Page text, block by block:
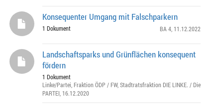
Konsequenter Umgang mit Falschparkern
1 Dokument BA 4 , 11.12.2022
Landschaftsparks und Grünflächen konsequent
fördern
1 Dokument
Linke/Partei Fraktion ÖDP / FW, Stadtratsfraktion DIE LINKE. / Die
PARTEI , 16.12.2020